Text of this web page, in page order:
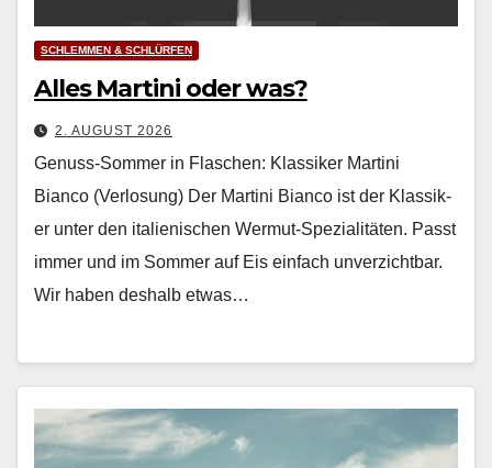
SCHLEMMEN & SCHLÜRFEN
Alles Martini oder was?
2. AUGUST 2026
Genuss-Sommer in Flaschen: Klassiker Martini
Bianco (Verlosung) Der Mar­ti­ni Bian­co ist der Klas­sik­
er unter den ital­ienis­chen Wer­mut-Spezial­itäten. Passt
immer und im Som­mer auf Eis ein­fach unverzicht­bar.
Wir haben deshalb etwas…